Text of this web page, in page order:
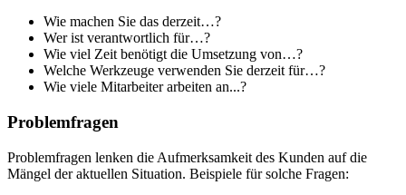
Wie machen Sie das derzeit…?
Wer ist verantwortlich für…?
Wie viel Zeit benötigt die Umsetzung von…?
Welche Werkzeuge verwenden Sie derzeit für…?
Wie viele Mitarbeiter arbeiten an...?
Problemfragen
Problemfragen lenken die Aufmerksamkeit des Kunden auf die
Mängel der aktuellen Situation. Beispiele für solche Fragen: